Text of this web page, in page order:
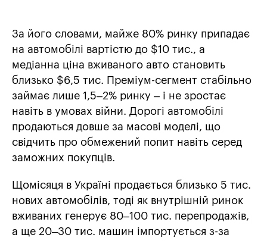
За його словами, майже 80% ринку припадає
на автомобілі вартістю до $10 тис., а
медіанна ціна вживаного авто становить
близько $6,5 тис. Преміум-сегмент стабільно
займає лише 1,5–2% ринку – і не зростає
навіть в умовах війни. Дорогі автомобілі
продаються довше за масові моделі, що
свідчить про обмежений попит навіть серед
заможних покупців.
Щомісяця в Україні продається близько 5 тис.
нових автомобілів, тоді як внутрішній ринок
вживаних генерує 80–100 тис. перепродажів,
а ще 20–30 тис. машин імпортується з-за